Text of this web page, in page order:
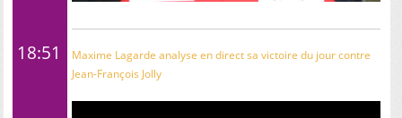
18:51
Maxime Lagarde analyse en direct sa victoire du jour contre
Jean-François Jolly